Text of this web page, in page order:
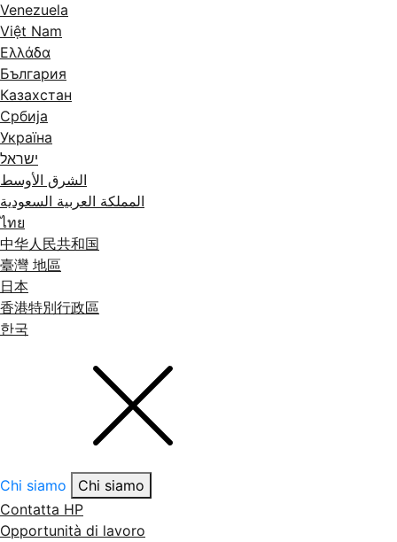
Venezuela
Việt Nam
Ελλάδα
България
Казахстан
Србија
Україна
ישראל
الشرق الأوسط
المملكة العربية السعودية
ไทย
中华人民共和国
臺灣 地區
日本
香港特別行政區
한국
Chi siamo
Chi siamo
Contatta HP
Opportunità di lavoro